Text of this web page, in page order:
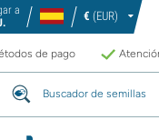
a
€ (EUR)
de pago
Buscador de semillas